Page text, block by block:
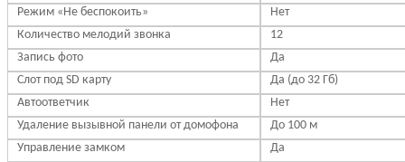
Режим «Не беспокоить»
Нет
Количество мелодий звонка
12
Запись фото
Да
Слот под SD карту
Да (до 32 Гб)
Автоответчик
Нет
Удаление вызывной панели от домофона
До 100 м
Управление замком
Да